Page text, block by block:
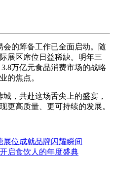
会的筹备工作已全面启动。随
展区席位日益稀缺。明年三
万亿元食品消费市场的战略
的焦点。
，共赴这场舌尖上的盛宴，
更高质量、更可持续的发展。
展位成就品牌闪耀瞬间
启食饮人的年度盛典